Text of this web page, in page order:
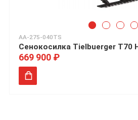
AA-275-040TS
Сенокосилка Tielbuerger T70
669 900 ₽